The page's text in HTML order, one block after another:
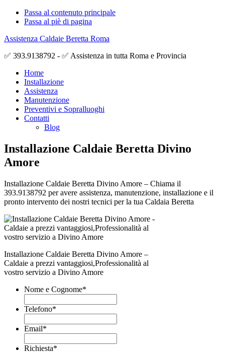
Passa al contenuto principale
Passa al piè di pagina
Assistenza Caldaie Beretta Roma
✅ 393.9138792 - ✅ Assistenza in tutta Roma e Provincia
Home
Installazione
Assistenza
Manutenzione
Preventivi e Sopralluoghi
Contatti
Blog
Installazione Caldaie Beretta Divino
Amore
Installazione Caldaie Beretta Divino Amore – Chiama il
393.9138792 per avere assistenza, manutenzione, installazione e il
pronto intervento dei nostri tecnici per la tua Caldaia Beretta
Installazione Caldaie Beretta Divino Amore –
Caldaie a prezzi vantaggiosi,Professionalità al
vostro servizio a Divino Amore
Nome e Cognome*
Telefono*
Email*
Richiesta*